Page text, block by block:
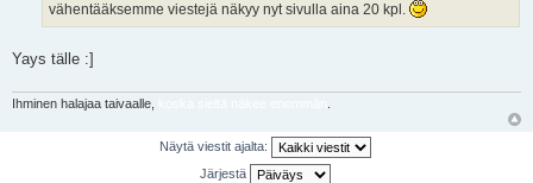
vähentääksemme viestejä näkyy nyt sivulla aina 20 kpl.
Yays tälle :]
Ihminen halajaa taivaalle,
Näytä viestit ajalta:
Järjestä